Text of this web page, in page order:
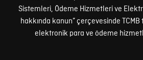
Sistemleri, Ödeme Hizmetleri ve
hakkında kanun” çerçevesinde TCMB
elektronik para ve ödeme